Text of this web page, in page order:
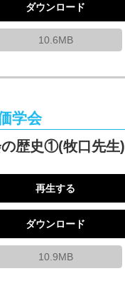
ダウンロード
10.6MB
学会
歴史①(牧口先生)
再生する
ダウンロード
10.9MB